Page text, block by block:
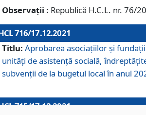
Observații : Republică H.C.L. nr. 76/
716/17.12.2021
Titlu: Aprobarea asociaţiilor şi
unităţi de asistenţă socială,
subvenţii de la bugetul local în anul
715/17.12.2021